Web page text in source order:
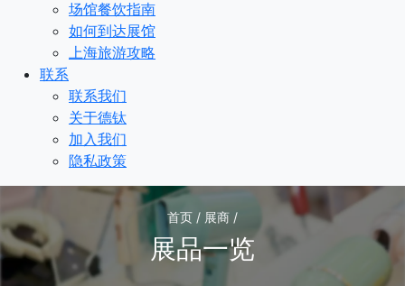
场馆餐饮指南
如何到达展馆
上海旅游攻略
联系
联系我们
关于德钛
加入我们
隐私政策
首页 / 展商 /
展品一览